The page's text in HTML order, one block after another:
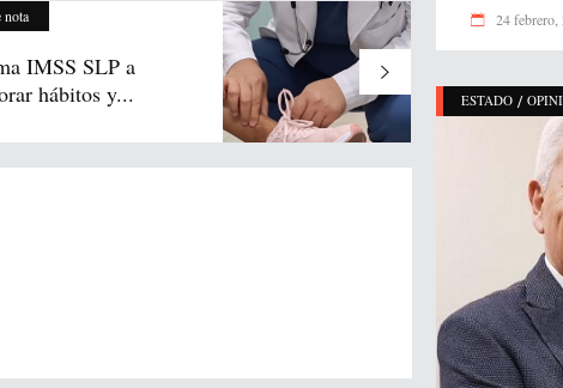
nota
IMSS SLP a
hábitos y...
24 febrero,
ESTADO /